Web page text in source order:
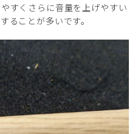
すくさらに音量を上げやすい
ることが多いです。